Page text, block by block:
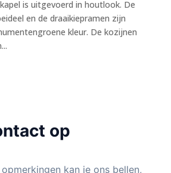
is uitgevoerd in houtlook. De
en de draaikiepramen zijn
kleur. De kozijnen